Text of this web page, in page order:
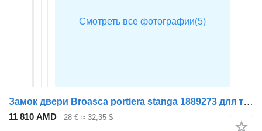
Замок двери Broasca portiera stanga 1889273 для тягача Scania MODEL R
11 810 AMD 28 € ≈ 32,35 $